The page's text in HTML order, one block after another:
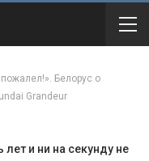
Белорус о
Grandeur
и ни на секунду не